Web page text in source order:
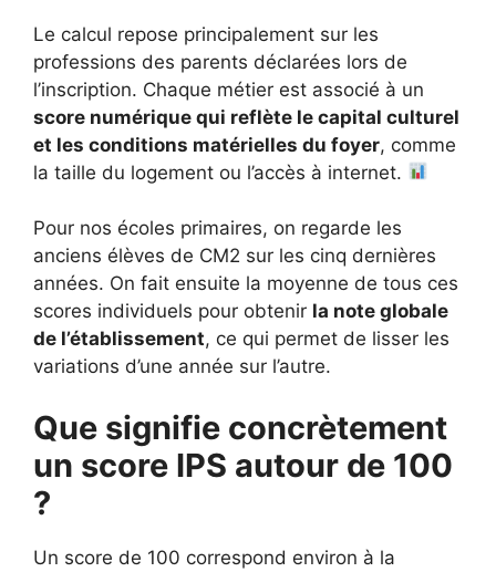
Le calcul repose principalement sur les
professions des parents déclarées lors de
l’inscription. Chaque métier est associé à un
score numérique qui reflète le capital culturel
et les conditions matérielles du foyer, comme
la taille du logement ou l’accès à internet.
Pour nos écoles primaires, on regarde les
anciens élèves de CM2 sur les cinq dernières
années. On fait ensuite la moyenne de tous ces
scores individuels pour obtenir la note globale
de l’établissement, ce qui permet de lisser les
variations d’une année sur l’autre.
Que signifie concrètement
un score IPS autour de 100
?
Un score de 100 correspond environ à la